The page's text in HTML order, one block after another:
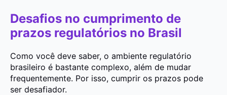
Desafios no cumprimento de
prazos regulatórios no Brasil
Como você deve saber, o ambiente regulatório
brasileiro é bastante complexo, além de mudar
frequentemente. Por isso, cumprir os prazos pode
ser desafiador.